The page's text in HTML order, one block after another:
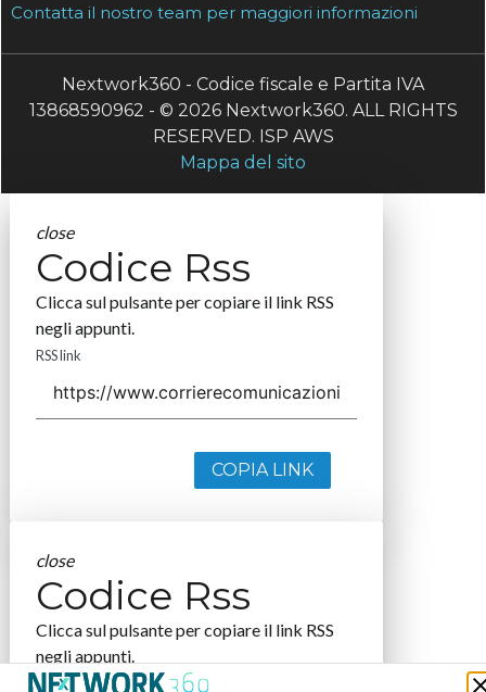
Contatta il nostro team per maggiori informazioni
Nextwork360 - Codice fiscale e Partita IVA
13868590962 - © 2026 Nextwork360. ALL RIGHTS
RESERVED. ISP AWS
Mappa del sito
close
Codice Rss
Clicca sul pulsante per copiare il link RSS
negli appunti.
RSS link
COPIA LINK
close
Codice Rss
Clicca sul pulsante per copiare il link RSS
negli appunti.
RSS link